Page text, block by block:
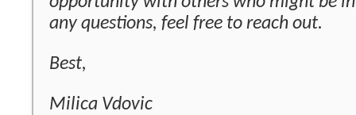
any questions, feel free to reach out.
Best,
Milica Vdovic